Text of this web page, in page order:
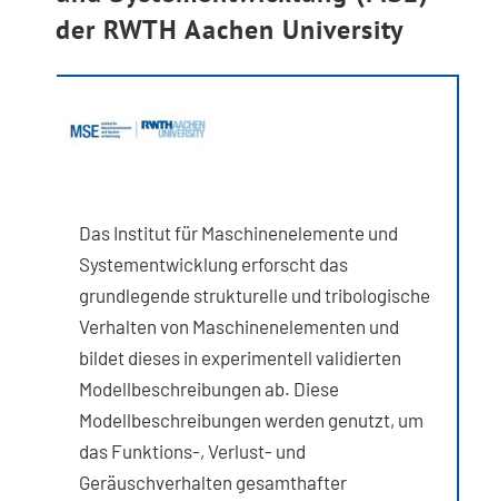
Kontakt
der RWTH Aachen University
Das Institut für Maschinenelemente und
Systementwicklung erforscht das
grundlegende strukturelle und tribologische
Verhalten von Maschinenelementen und
bildet dieses in experimentell validierten
Modellbeschreibungen ab. Diese
Modellbeschreibungen werden genutzt, um
das Funktions-, Verlust- und
Geräuschverhalten gesamthafter